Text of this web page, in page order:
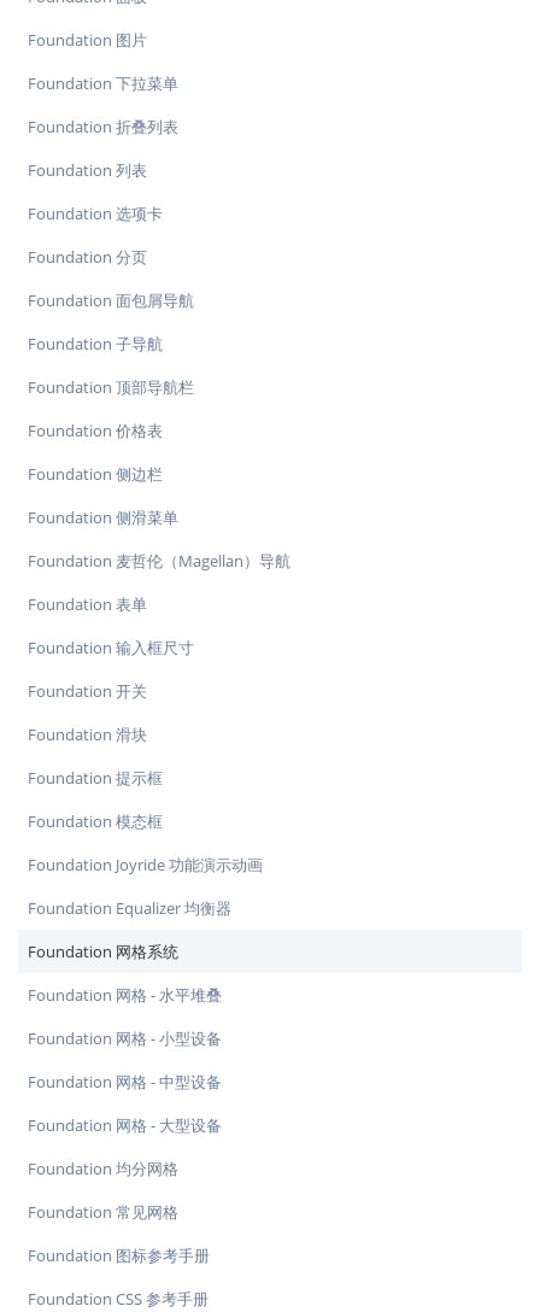
Foundation 图片
Foundation 下拉菜单
Foundation 折叠列表
Foundation 列表
Foundation 选项卡
Foundation 分页
Foundation 面包屑导航
Foundation 子导航
Foundation 顶部导航栏
Foundation 价格表
Foundation 侧边栏
Foundation 侧滑菜单
Foundation 麦哲伦（Magellan）导航
Foundation 表单
Foundation 输入框尺寸
Foundation 开关
Foundation 滑块
Foundation 提示框
Foundation 模态框
Foundation Joyride 功能演示动画
Foundation Equalizer 均衡器
Foundation 网格系统
Foundation 网格 - 水平堆叠
Foundation 网格 - 小型设备
Foundation 网格 - 中型设备
Foundation 网格 - 大型设备
Foundation 均分网格
Foundation 常见网格
Foundation 图标参考手册
Foundation CSS 参考手册